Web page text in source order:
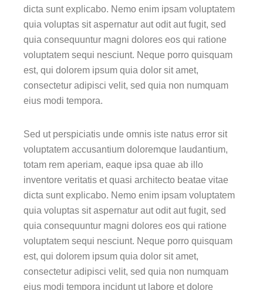
dicta sunt explicabo. Nemo enim ipsam voluptatem
quia voluptas sit aspernatur aut odit aut fugit, sed
quia consequuntur magni dolores eos qui ratione
voluptatem sequi nesciunt. Neque porro quisquam
est, qui dolorem ipsum quia dolor sit amet,
consectetur adipisci velit, sed quia non numquam
eius modi tempora.
Sed ut perspiciatis unde omnis iste natus error sit
voluptatem accusantium doloremque laudantium,
totam rem aperiam, eaque ipsa quae ab illo
inventore veritatis et quasi architecto beatae vitae
dicta sunt explicabo. Nemo enim ipsam voluptatem
quia voluptas sit aspernatur aut odit aut fugit, sed
quia consequuntur magni dolores eos qui ratione
voluptatem sequi nesciunt. Neque porro quisquam
est, qui dolorem ipsum quia dolor sit amet,
consectetur adipisci velit, sed quia non numquam
eius modi tempora incidunt ut labore et dolore